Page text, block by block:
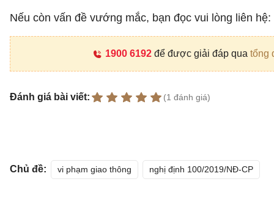
Nếu còn vấn đề vướng mắc, bạn đọc vui lòng liên hệ:
1900 6192để được giải đáp qua tổng
Đánh giá bài viết: (1 đánh giá)
Chủ đề: vi phạm giao thông nghị định 100/2019/NĐ-CP